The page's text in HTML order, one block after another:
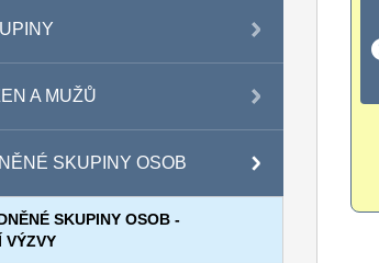
A MUŽŮ
SKUPINY OSOB
SKUPINY OSOB -
VÝZVY